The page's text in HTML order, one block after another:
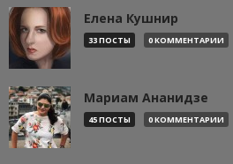
Елена Кушнир
33 ПОСТЫ 0 КОММЕНТАРИИ
Мариам Ананидзе
45 ПОСТЫ 0 КОММЕНТАРИИ